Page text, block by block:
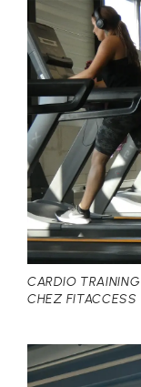
CARDIO
CHEZ FITACCESS